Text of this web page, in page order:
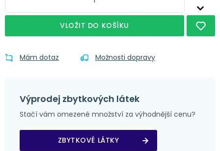
VLOŽIT DO KOŠÍKU
Mám dotaz Možnosti dopravy
Výprodej zbytkových látek
Stačí vám omezené množství za výhodnější cenu?
ZBYTKOVÉ LÁTKY